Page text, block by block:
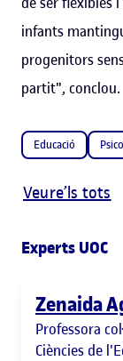
infants
progenitors
partit", conclou.
Educació
Veure’ls tots
Experts UOC
Zenaida
Professora
Ciències de